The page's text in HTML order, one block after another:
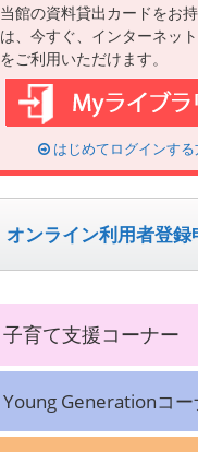
当館の資料貸出カードをお
は、今すぐ、インターネッ
をご利用いただけます。
はじめてログインす
オンライン利用者登録
子育て支援コーナー
Young Generationコー